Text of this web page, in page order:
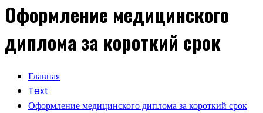
Оформление медицинского
диплома за короткий срок
Главная
Text
Оформление медицинского диплома за короткий срок